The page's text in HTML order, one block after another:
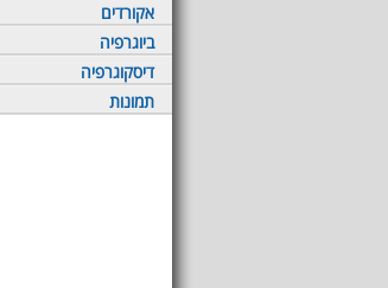
אקורדים
ביוגרפיה
דיסקוגרפיה
תמונות